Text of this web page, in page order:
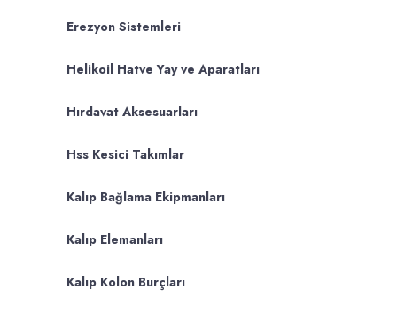
Erezyon Sistemleri
Helikoil Hatve Yay ve Aparatları
Hırdavat Aksesuarları
Hss Kesici Takımlar
Kalıp Bağlama Ekipmanları
Kalıp Elemanları
Kalıp Kolon Burçları